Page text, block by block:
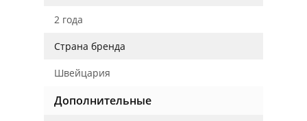
2 года
Страна бренда
Швейцария
Дополнительные